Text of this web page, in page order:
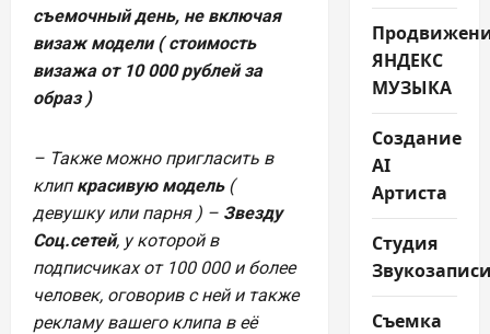
съемочный день, не включая
визаж модели ( стоимость
визажа от 10 000 рублей за
образ )
– Также можно пригласить в
клип красивую модель (
девушку или парня ) – Звезду
Соц.сетей, у которой в
подписчиках от 100 000 и более
человек, оговорив с ней и также
рекламу вашего клипа в её
ЯНДЕКС
МУЗЫКА
Создание
AI
Артиста
Студия
Съемка